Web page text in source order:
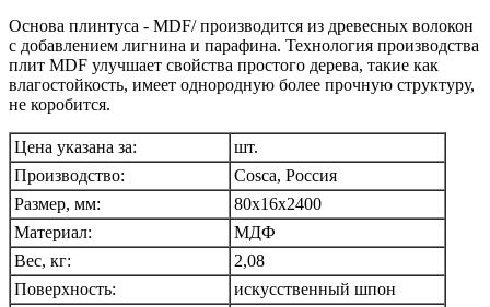
Основа плинтуса - MDF/ производится из древесных волокон
с добавлением лигнина и парафина. Технология производства
плит MDF улучшает свойства простого дерева, такие как
влагостойкость, имеет однородную более прочную структуру,
не коробится.
Цена указана за:
шт.
Производство:
Cosca, Россия
Размер, мм:
80x16х2400
Материал:
МДФ
Вес, кг:
2,08
Поверхность:
искусственный шпон